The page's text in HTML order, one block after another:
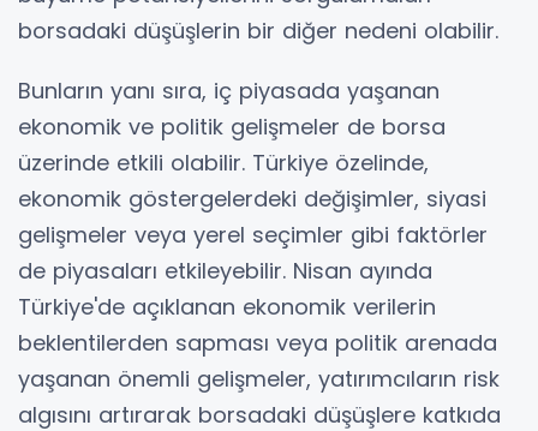
borsadaki düşüşlerin bir diğer nedeni olabilir.
Bunların yanı sıra, iç piyasada yaşanan
ekonomik ve politik gelişmeler de borsa
üzerinde etkili olabilir. Türkiye özelinde,
ekonomik göstergelerdeki değişimler, siyasi
gelişmeler veya yerel seçimler gibi faktörler
de piyasaları etkileyebilir. Nisan ayında
Türkiye'de açıklanan ekonomik verilerin
beklentilerden sapması veya politik arenada
yaşanan önemli gelişmeler, yatırımcıların risk
algısını artırarak borsadaki düşüşlere katkıda